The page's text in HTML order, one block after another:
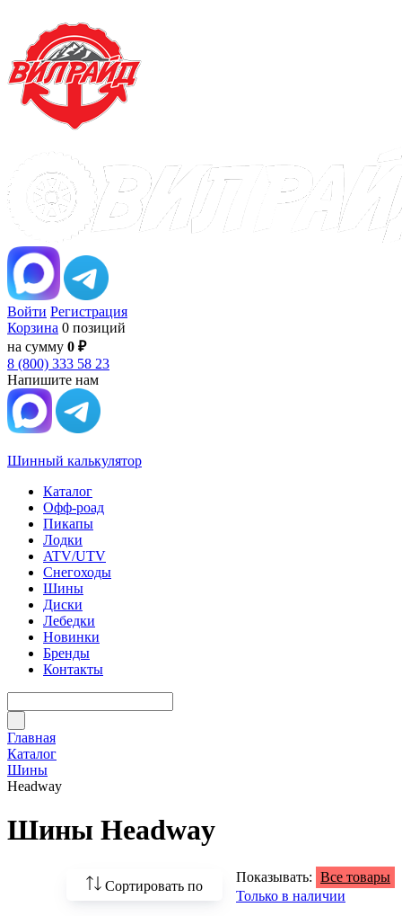
Войти Регистрация
Корзина 0 позиций
на сумму 0 ₽
8 (800) 333 58 23
Напишите нам
Шинный калькулятор
Каталог
Офф-роад
Пикапы
Лодки
ATV/UTV
Снегоходы
Шины
Диски
Лебедки
Новинки
Бренды
Контакты
Главная
Каталог
Шины
Headway
Шины Headway
Сортировать по
Показывать: Все товары
Только в наличии